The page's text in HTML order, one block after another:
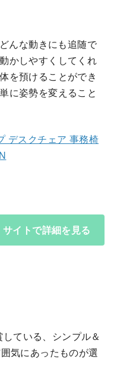
んな動きにも追随で
かしやすくしてくれ
を預けることができ
に姿勢を変えること
デスクチェア 事務椅
サイトで詳細を見る
ている、シンプル＆
気にあったものが選